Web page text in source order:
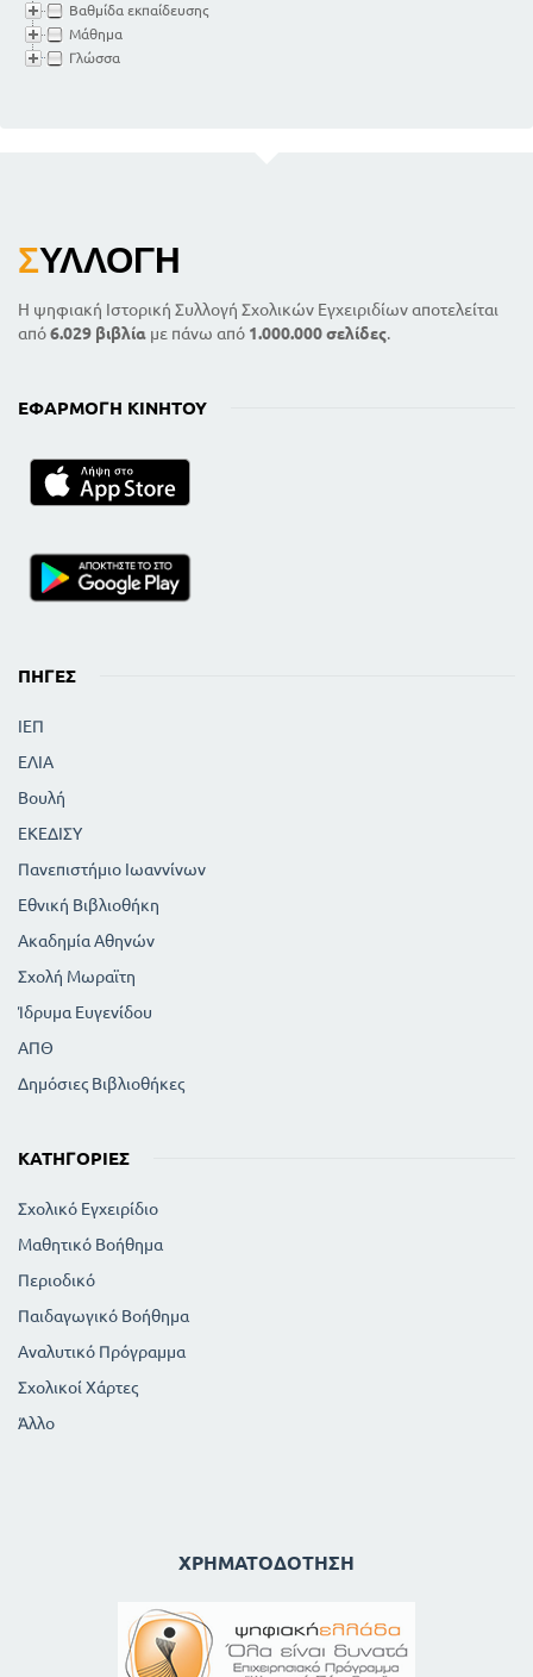
Βαθμίδα εκπαίδευσης
Μάθημα
Γλώσσα
ΣΥΛΛΟΓΉ
Η ψηφιακή Ιστορική Συλλογή Σχολικών Εγχειριδίων αποτελείται
από6.029 βιβλία με πάνω από 1.000.000 σελίδες.
ΕΦΑΡΜΟΓΉ ΚΙΝΗΤΟΎ
ΠΗΓΈΣ
ΙΕΠ
ΕΛΙΑ
Βουλή
ΕΚΕΔΙΣΥ
Πανεπιστήμιο Ιωαννίνων
Εθνική Βιβλιοθήκη
Ακαδημία Αθηνών
Σχολή Μωραϊτη
Ίδρυμα Ευγενίδου
ΑΠΘ
Δημόσιες Βιβλιοθήκες
ΚΑΤΗΓΟΡΊΕΣ
Σχολικό Εγχειρίδιο
Μαθητικό Βοήθημα
Περιοδικό
Παιδαγωγικό Βοήθημα
Αναλυτικό Πρόγραμμα
Σχολικοί Χάρτες
Άλλο
ΧΡΗΜΑΤΟΔΌΤΗΣΗ